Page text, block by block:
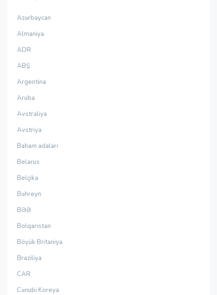
Azərbaycan
Almaniya
ADR
ABŞ
Argentina
Aruba
Avstraliya
Avstriya
Baham adaları
Belarus
Belçika
Bəhreyn
BƏƏ
Bolqarıstan
Böyük Britaniya
Braziliya
CAR
Cənubi Koreya